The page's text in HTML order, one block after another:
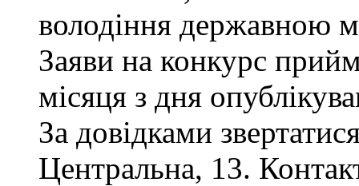
володіння державною
Заяви на конкурс
місяця з дня
За довідками
Центральна, 13.